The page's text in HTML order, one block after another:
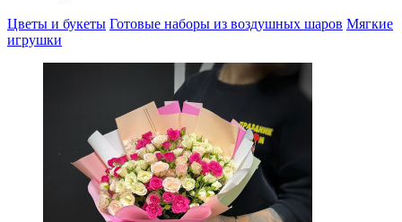
Цветы и букеты Готовые наборы из воздушных шаров Мягкие
игрушки